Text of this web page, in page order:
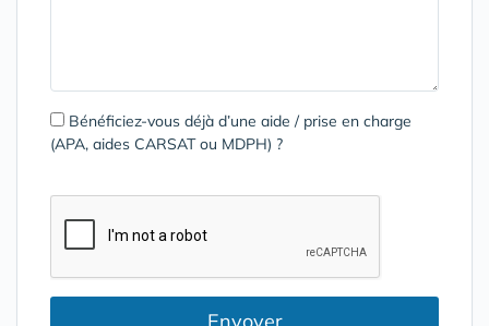
Bénéficiez-vous déjà d’une aide / prise en charge
(APA, aides CARSAT ou MDPH) ?